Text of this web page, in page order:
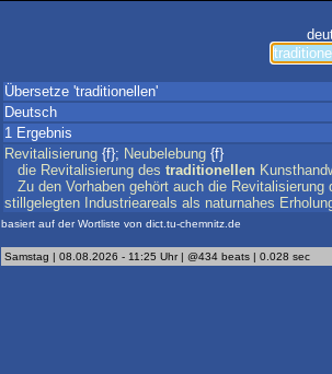
Übersetze 'traditionellen'
Deutsch
1 Ergebnis
Revitalisierung {f}; Neubelebung {f}
die Revitalisierung des traditionellen
Zu den Vorhaben gehört auch die Revitalisierung
stillgelegten Industrieareals als naturnahes
basiert auf der Wortliste von dict.tu-chemnitz.de
Samstag | 08.08.2026 - 11:25 Uhr | @434 beats | 0.028 sec